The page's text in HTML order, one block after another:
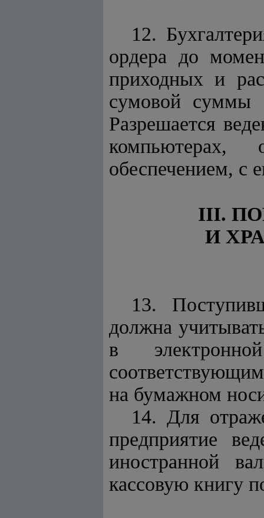
12.
ордера до
приходных и
сумовой суммы
Разрешается
компьютерах,
обеспечением, с
III.
И
13.
должна
в
на бумажном
14. Для
предприятие
иностранной
кассовую книгу